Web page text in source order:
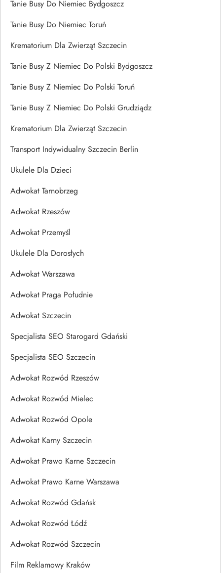
Tanie Busy Do Niemiec Bydgoszcz
Tanie Busy Do Niemiec Toruń
Krematorium Dla Zwierząt Szczecin
Tanie Busy Z Niemiec Do Polski Bydgoszcz
Tanie Busy Z Niemiec Do Polski Toruń
Tanie Busy Z Niemiec Do Polski Grudziądz
Krematorium Dla Zwierząt Szczecin
Transport Indywidualny Szczecin Berlin
Ukulele Dla Dzieci
Adwokat Tarnobrzeg
Adwokat Rzeszów
Adwokat Przemyśl
Ukulele Dla Dorosłych
Adwokat Warszawa
Adwokat Praga Południe
Adwokat Szczecin
Specjalista SEO Starogard Gdański
Specjalista SEO Szczecin
Adwokat Rozwód Rzeszów
Adwokat Rozwód Mielec
Adwokat Rozwód Opole
Adwokat Karny Szczecin
Adwokat Prawo Karne Szczecin
Adwokat Prawo Karne Warszawa
Adwokat Rozwód Gdańsk
Adwokat Rozwód Łódź
Adwokat Rozwód Szczecin
Film Reklamowy Kraków